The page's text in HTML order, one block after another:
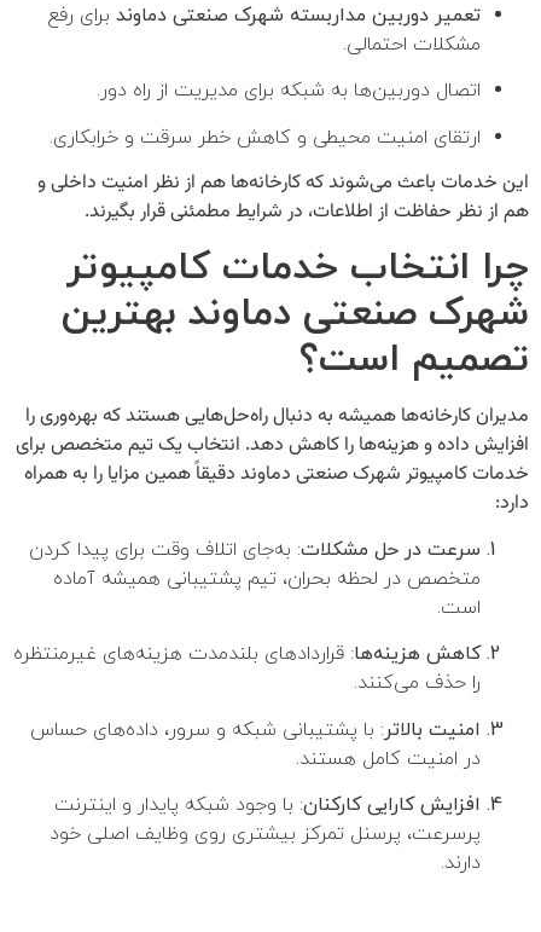
تعمیر دوربین مداربسته شهرک صنعتی دماوند برای رفع
مشکلات احتمالی.
اتصال دوربین‌ها به شبکه برای مدیریت از راه دور.
ارتقای امنیت محیطی و کاهش خطر سرقت و خرابکاری.
این خدمات باعث می‌شوند که کارخانه‌ها هم از نظر امنیت داخلی و
هم از نظر حفاظت از اطلاعات، در شرایط مطمئنی قرار بگیرند.
چرا انتخاب خدمات کامپیوتر
شهرک صنعتی دماوند بهترین
تصمیم است؟
مدیران کارخانه‌ها همیشه به دنبال راه‌حل‌هایی هستند که بهره‌وری را
افزایش داده و هزینه‌ها را کاهش دهد. انتخاب یک تیم متخصص برای
خدمات کامپیوتر شهرک صنعتی دماوند دقیقاً همین مزایا را به همراه
دارد:
سرعت در حل مشکلات: به‌جای اتلاف وقت برای پیدا کردن
متخصص در لحظه بحران، تیم پشتیبانی همیشه آماده
است.
کاهش هزینه‌ها: قراردادهای بلندمدت هزینه‌های غیرمنتظره
را حذف می‌کنند.
امنیت بالاتر: با پشتیبانی شبکه و سرور، داده‌های حساس
در امنیت کامل هستند.
افزایش کارایی کارکنان: با وجود شبکه پایدار و اینترنت
پرسرعت، پرسنل تمرکز بیشتری روی وظایف اصلی خود
دارند.
شرکت عصر ارتباط IRANHELPDESK
ارائه دهنده خدمات مهندسی زیرساخت و راهکارهای نوین فناوری اطلاعات. عصر
ارتباط (ایران هلپ دسک) عضو رسمی نهادهای نظارتی و صنفی کشور.
سازمان نظام صنفی رایانه ای
اتحادیه صنف فناوران رایانه
خدمات تخصصی
خدمات شبکه
خدمات IT و انفورماتیک
دسترسی سریع